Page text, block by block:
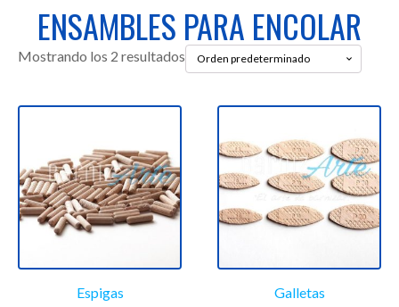
ENSAMBLES PARA ENCOLAR
Mostrando los 2 resultados
Espigas
múltiples
variantes.
Las
se
Galletas
producto
tiene
múltiples
variantes.
Las
se